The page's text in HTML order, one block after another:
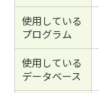
使用している
プログラム
使用している
データベース